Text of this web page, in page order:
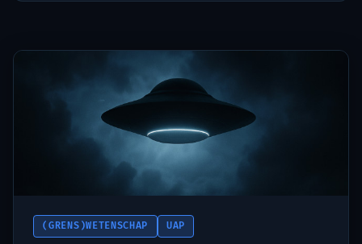
(GRENS)WETENSCHAP UAP